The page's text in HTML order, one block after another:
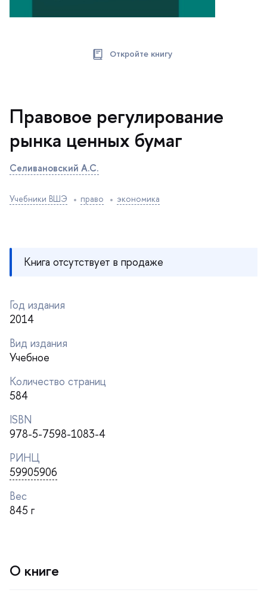
Откройте книгу
Правовое регулирование
рынка ценных бума
Селивановский А.С.
Учебники ВШЭ право экономика
Книга отсутствует в продаже
Год издания
2014
ид издания
Учебное
Количество страниц
584
ISBN
978-5-7598-1083-4
РИНЦ
59905906
ес
845
О книге